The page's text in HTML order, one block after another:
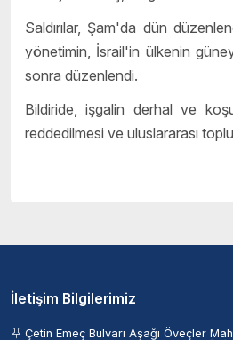
Saldırılar, Şam'da dün
yönetimin, İsrail'in ülkenin
sonra düzenlendi.
Bildiride, işgalin derhal ve
reddedilmesi ve uluslararası
İletişim Bilgilerimiz
Çetin Emeç Bulvarı Aşağı Öveçler